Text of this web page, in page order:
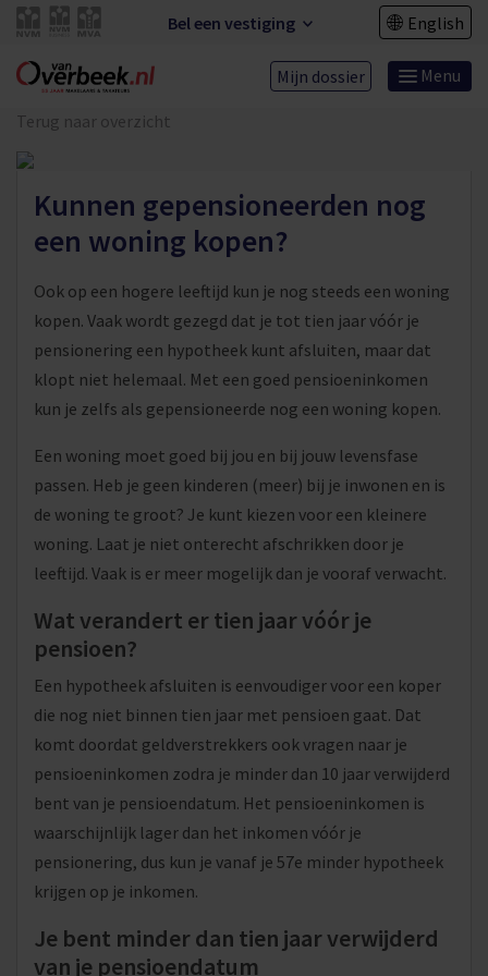
Bel een vestiging English
Mijn dossier Menu
Terug naar overzicht
Kunnen gepensioneerden nog
een woning kopen?
Ook op een hogere leeftijd kun je nog steeds een woning
kopen. Vaak wordt gezegd dat je tot tien jaar vóór je
pensionering een hypotheek kunt afsluiten, maar dat
klopt niet helemaal. Met een goed pensioeninkomen
kun je zelfs als gepensioneerde nog een woning kopen.
Een woning moet goed bij jou en bij jouw levensfase
passen. Heb je geen kinderen (meer) bij je inwonen en is
de woning te groot? Je kunt kiezen voor een kleinere
woning. Laat je niet onterecht afschrikken door je
leeftijd. Vaak is er meer mogelijk dan je vooraf verwacht.
Wat verandert er tien jaar vóór je
pensioen?
Een hypotheek afsluiten is eenvoudiger voor een koper
die nog niet binnen tien jaar met pensioen gaat. Dat
komt doordat geldverstrekkers ook vragen naar je
pensioeninkomen zodra je minder dan 10 jaar verwijderd
bent van je pensioendatum. Het pensioeninkomen is
waarschijnlijk lager dan het inkomen vóór je
pensionering, dus kun je vanaf je 57e minder hypotheek
krijgen op je inkomen.
Je bent minder dan tien jaar verwijderd
van je pensioendatum